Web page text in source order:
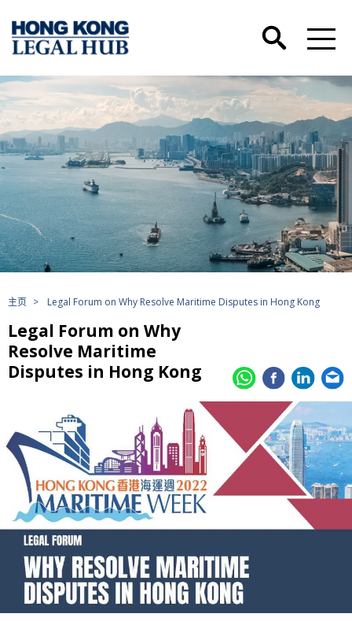
主页 > Legal Forum on Why Resolve Maritime Disputes in Hong Kong
Legal Forum on Why
Resolve Maritime
Disputes in Hong Kong